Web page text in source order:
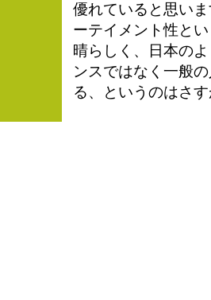
優れていると思い
ーテイメント性と
晴らしく、日本の
ンスではなく一般
る、というのはさ